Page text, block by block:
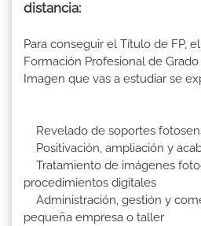
distancia:
Para conseguir el Título de FP,
Formación Profesional de
Imagen que vas a estudiar se
Revelado de soportes
Positivación, ampliación y
Tratamiento de imágenes
procedimientos digitales
Administración, gestión y
pequeña empresa o taller